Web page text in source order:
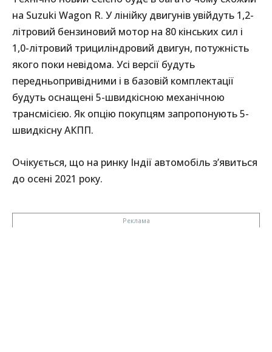
на Suzuki Wagon R. У лінійку двигунів увійдуть ​​1,2-
літровий бензиновий мотор на 80 кінських сил і
1,0-літровий трициліндровий двигун, потужність
якого поки невідома. Усі версії будуть
передньопривідними і в базовій комплектації
будуть оснащені 5-швидкісною механічною
трансмісією. Як опцію покупцям запропонують 5-
швидкісну АКПП.
Очікується, що на ринку Індії автомобіль з’явиться
до осені 2021 року.